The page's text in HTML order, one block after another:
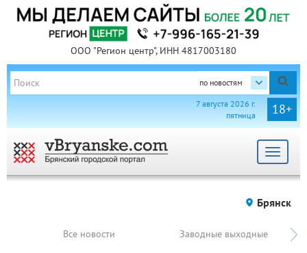
ООО "Регион центр", ИНН 4817003180
по новостям
18+
7 августа 2026 г.
пятница
Toggle
Брянск
Все новости Заводные выходные